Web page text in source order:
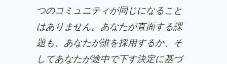
つのコミュニティが同じになること
はありません。あなたが直面する課
題も、あなたが誰を採用するか、そ
してあなたが途中で下す決定に基づ